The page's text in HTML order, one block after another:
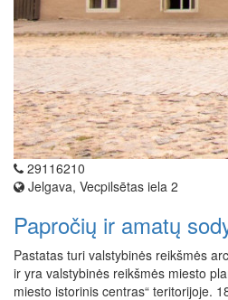
29116210
Jelgava, Vecpilsētas iela 2
Papročių ir amatų
Pastatas turi valstybinės reikšmės
ir yra valstybinės reikšmės miesto
miesto istorinis centras“ teritorijoje.